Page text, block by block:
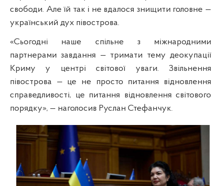
свободи. Але їй так і не вдалося знищити головне —
український дух півострова.
«Сьогодні наше спільне з міжнародними
партнерами завдання — тримати тему деокупації
Криму у центрі світової уваги. Звільнення
півострова — це не просто питання відновлення
справедливості, це питання відновлення світового
порядку», — наголосив Руслан Стефанчук.